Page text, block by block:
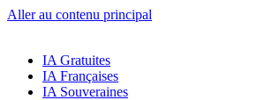
Aller au contenu principal
IA Gratuites
IA Françaises
IA Souveraines